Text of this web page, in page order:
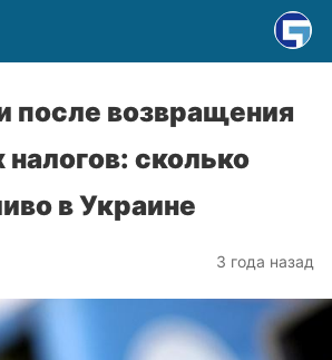
после возвращения
сколько
в Украине
3 года назад